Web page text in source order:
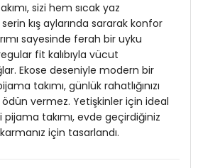
sizi hem sıcak yaz
kış aylarında sararak konfor
sayesinde ferah bir uyku
fit kalıbıyla vücut
Ekose deseniyle modern bir
takımı, günlük rahatlığınızı
ödün vermez. Yetişkinler için ideal
takımı, evde geçirdiğiniz
için tasarlandı.